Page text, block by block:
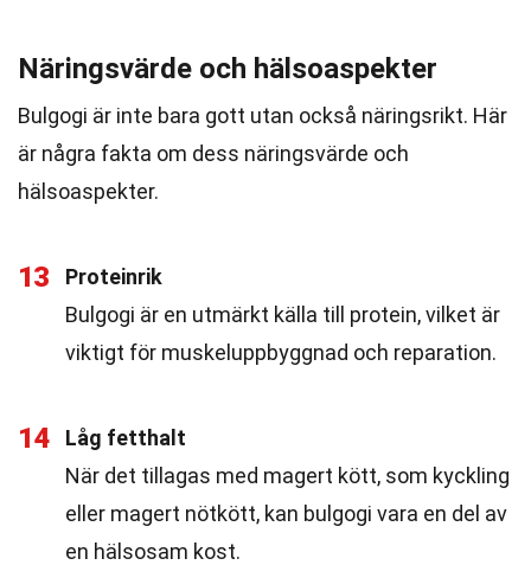
Näringsvärde och hälsoaspekter
Bulgogi är inte bara gott utan också näringsrikt. Här
är några fakta om dess näringsvärde och
hälsoaspekter.
13
Proteinrik
Bulgogi är en utmärkt källa till protein, vilket är
viktigt för muskeluppbyggnad och reparation.
14
Låg fetthalt
När det tillagas med magert kött, som kyckling
eller magert nötkött, kan bulgogi vara en del av
en hälsosam kost.